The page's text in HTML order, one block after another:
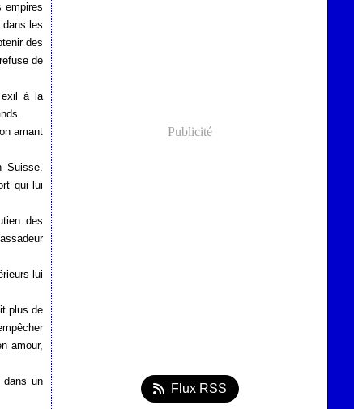
empires
dans les
des
de
exil à la
amant
Suisse.
qui lui
des
lui
plus de
amour,
un
Publicité
Flux RSS